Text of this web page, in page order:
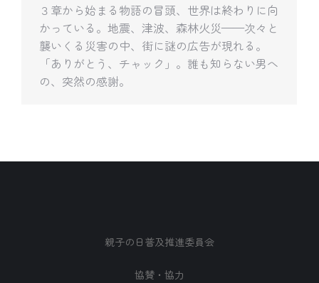
３章から始まる物語の冒頭、世界は終わりに向
かっている。地震、津波、森林火災——次々と
襲いくる災害の中、街に謎の広告が現れる。
「ありがとう、チャック」。誰も知らない男へ
の、突然の感謝。
親子の日普及推進委員会
協賛・協力